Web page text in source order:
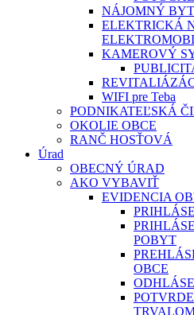
NÁJOMNÝ
ELEKTRICKÁ
KAMEROVÝ
WIFI pre Teba
PODNIKATEĽSKÁ
OKOLIE OBCE
RANČ HOSŤOVÁ
Úrad
OBECNÝ ÚRAD
AKO VYBAVIŤ
EVIDENCIA
POBYT
OBCE